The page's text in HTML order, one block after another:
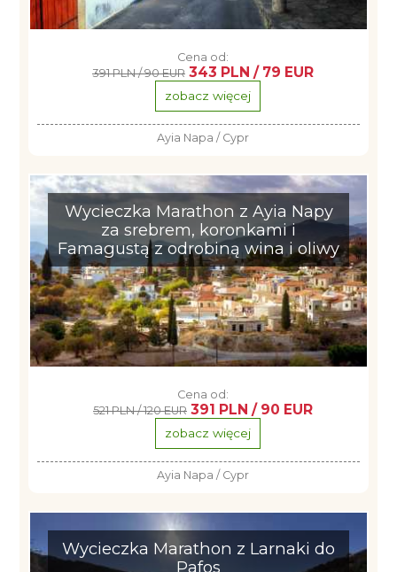
Cena od:
391 PLN / 90 EUR 343 PLN / 79 EUR
zobacz więcej
Ayia Napa / Cypr
Wycieczka Marathon z Ayia Napy
za srebrem, koronkami i
Famagustą z odrobiną wina i oliwy
Cena od:
521 PLN / 120 EUR 391 PLN / 90 EUR
zobacz więcej
Ayia Napa / Cypr
Wycieczka Marathon z Larnaki do
Pafos